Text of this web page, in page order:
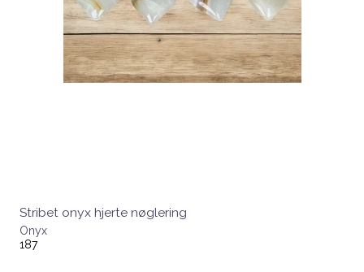
Stribet onyx hjerte nøglering
Onyx
187